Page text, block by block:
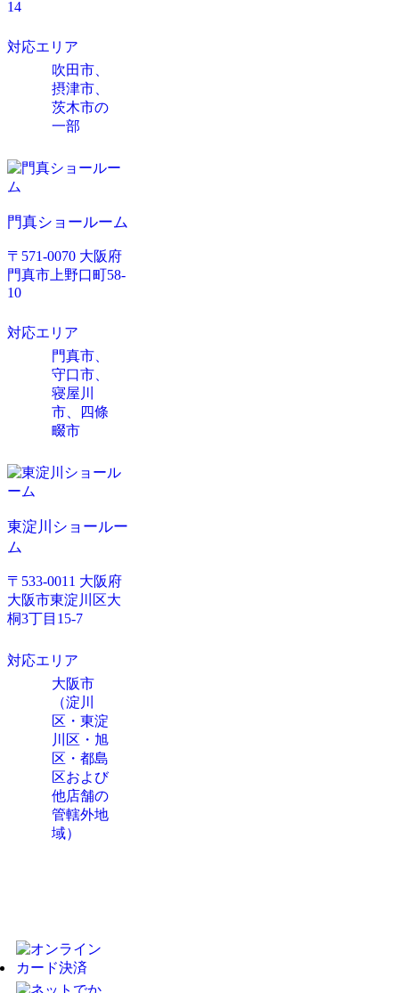
14
対応エリア
吹田市、
摂津市、
茨木市の
一部
門真ショールーム
〒571-0070 大阪府
門真市上野口町58-
10
対応エリア
門真市、
守口市、
寝屋川
市、四條
畷市
東淀川ショールー
ム
〒533-0011 大阪府
大阪市東淀川区大
桐3丁目15-7
対応エリア
大阪市
（淀川
区・東淀
川区・旭
区・都島
区および
他店舗の
管轄外地
域）